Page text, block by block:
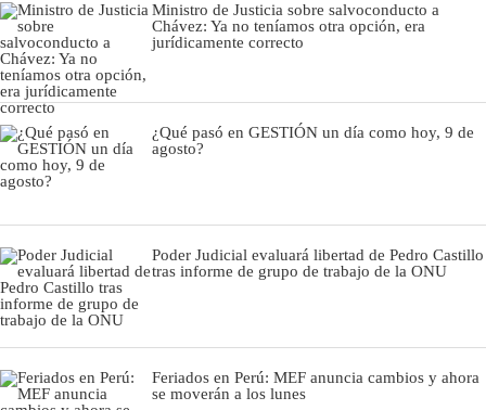
Ministro de Justicia sobre salvoconducto a
Chávez: Ya no teníamos otra opción, era
jurídicamente correcto
¿Qué pasó en GESTIÓN un día como hoy, 9 de
agosto?
Poder Judicial evaluará libertad de Pedro Castillo
tras informe de grupo de trabajo de la ONU
Feriados en Perú: MEF anuncia cambios y ahora
se moverán a los lunes